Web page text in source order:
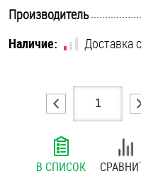
Шайбы
Шпильки
Штифты и пальцы
Производитель
Наличие:
Доставка
В СПИСОК